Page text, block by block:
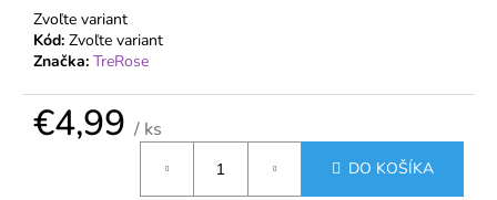
Zvoľte variant
Kód: Zvoľte variant
Značka: TreRose
€4,99 / ks
DO KOŠÍKA
ú
a
m
e